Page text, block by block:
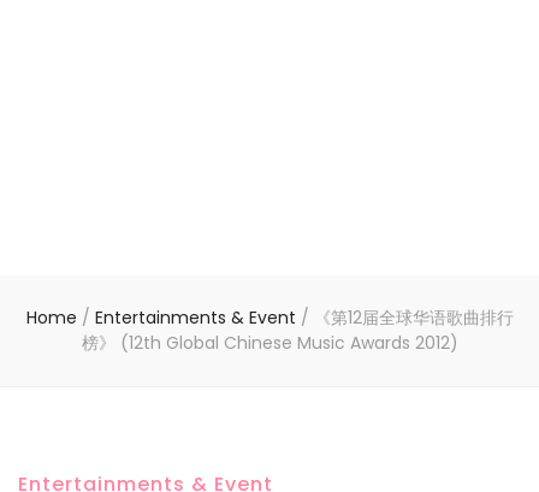
Home / Entertainments & Event /
《第12届全球华语歌曲排行
榜》 (12th Global Chinese Music Awards 2012)
Entertainments & Event